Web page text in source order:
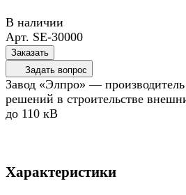
В наличии
Арт. SE-30000
Заказать
Задать вопрос
Завод «Элпро» —
решений в строительстве
до 110 кВ
Характеристики